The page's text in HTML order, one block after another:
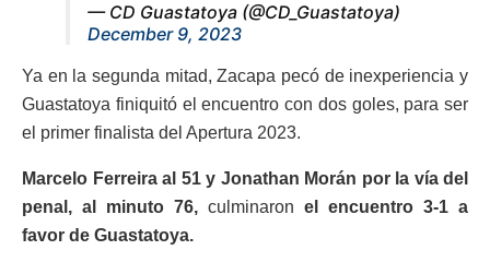
— CD Guastatoya (@CD_Guastatoya)
December 9, 2023
Ya en la segunda mitad, Zacapa pecó de inexperiencia y
Guastatoya finiquitó el encuentro con dos goles, para ser
el primer finalista del Apertura 2023.
Marcelo Ferreira al 51 y Jonathan Morán por la vía del
penal, al minuto 76, culminaron el encuentro 3-1 a
favor de Guastatoya.